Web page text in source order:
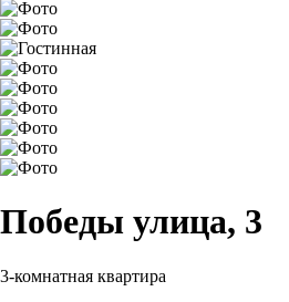
Победы улица, 3
3-комнатная квартира